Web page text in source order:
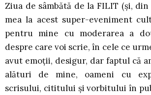
Ziua de sâmbătă de la FILIT (și,
mea la acest super-eveniment
pentru mine cu moderarea a
despre care voi scrie, în cele ce
avut emoții, desigur, dar faptul că
alături de mine, oameni cu
scrisului, cititului și vorbitului în